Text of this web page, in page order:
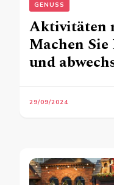
GENUSS
Aktivitäten
Machen
und
29/09/2024